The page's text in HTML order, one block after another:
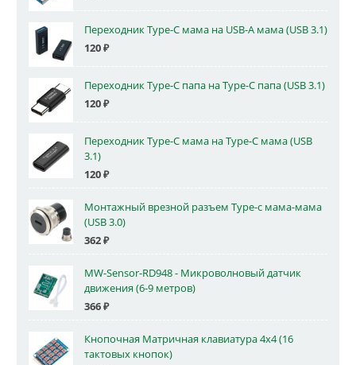
Переходник Type-C мама на USB-A мама (USB 3.1)
120₽
Переходник Type-C папа на Type-C папа (USB 3.1)
120₽
Переходник Type-C мама на Type-C мама (USB
3.1)
120₽
Монтажный врезной разъем Type-c мама-мама
(USB 3.0)
362₽
MW-Sensor-RD948 - Микроволновый датчик
движения (6-9 метров)
366₽
Кнопочная Матричная клавиатура 4x4 (16
тактовых кнопок)